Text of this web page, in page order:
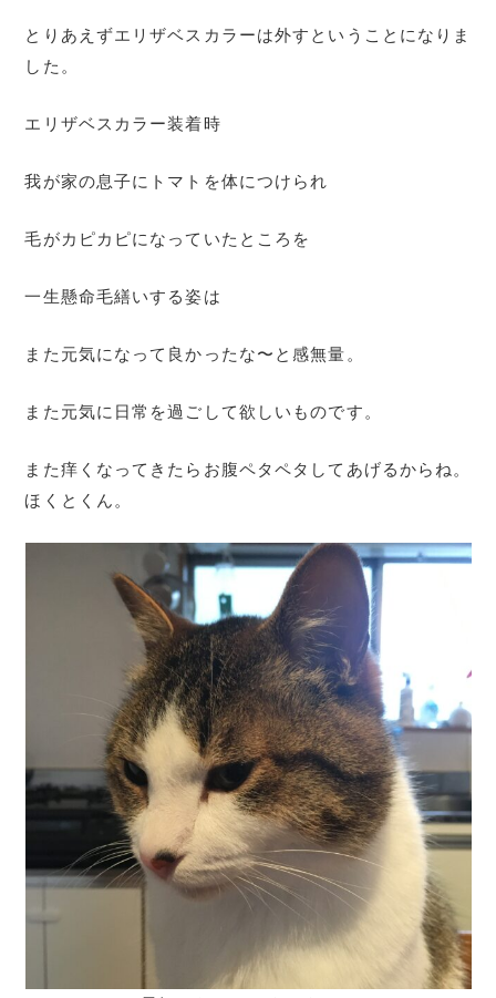
とりあえずエリザベスカラーは外すということになりま
した。
エリザベスカラー装着時
我が家の息子にトマトを体につけられ
毛がカピカピになっていたところを
一生懸命毛繕いする姿は
また元気になって良かったな〜と感無量。
また元気に日常を過ごして欲しいものです。
また痒くなってきたらお腹ペタペタしてあげるからね。
ほくとくん。